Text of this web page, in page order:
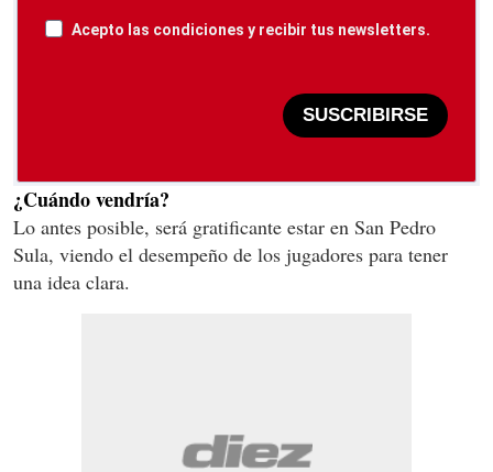
Acepto las condiciones y recibir tus newsletters.
SUSCRIBIRSE
¿Cuándo vendría?
Lo antes posible, será gratificante estar en San Pedro
Sula, viendo el desempeño de los jugadores para tener
una idea clara.